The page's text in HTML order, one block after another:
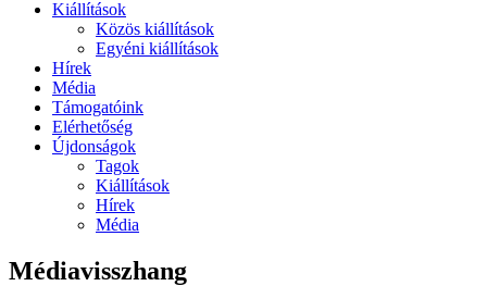
Kiállítások
Közös kiállítások
Egyéni kiállítások
Hírek
Média
Támogatóink
Elérhetőség
Újdonságok
Tagok
Kiállítások
Hírek
Média
Médiavisszhang